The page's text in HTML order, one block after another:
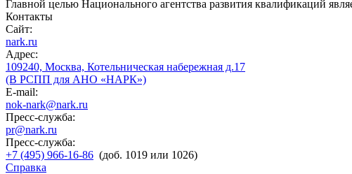
Главной целью Национального агентства развития квалификаций
Контакты
Сайт:
nark.ru
Адрес:
109240, Москва, Котельническая набережная д.17
(В РСПП для АНО «НАРК»)
E-mail:
nok-nark@nark.ru
Пресс-служба:
pr@nark.ru
Пресс-служба:
+7 (495) 966-16-86 (доб. 1019 или 1026)
Справка